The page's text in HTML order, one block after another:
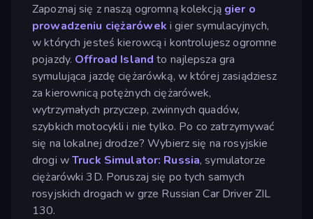
Zapoznaj się z naszą ogromną kolekcją gier o
prowadzeniu ciężarówek i gier symulacyjnych,
w których jesteś kierowcą i kontrolujesz ogromne
pojazdy. Offroad Island to najlepsza gra
symulująca jazdę ciężarówką, w której zasiądziesz
za kierownicą potężnych ciężarówek,
wytrzymałych przyczep, zwinnych quadów,
szybkich motocykli i nie tylko. Po co zatrzymywać
się na lokalnej drodze? Wybierz się na rosyjskie
drogi wTruck Simulator: Russia, symulatorze
ciężarówki 3D. Poruszaj się po tych samych
rosyjskich drogach w grze Russian Car Driver ZIL
130.